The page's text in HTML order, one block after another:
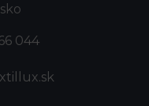
044